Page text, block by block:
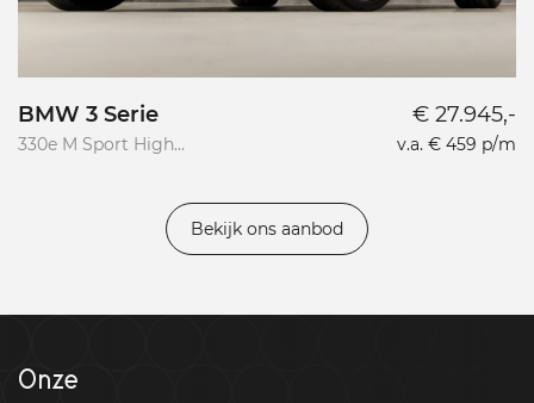
BMW 3 Serie
330e M Sport High
€ 27.945,-
v.a. € 459 p/m
Bekijk ons aanbod
Onze